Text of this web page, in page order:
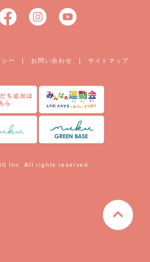
ー お問い合わせ |サイトマップ
Inc. All rights reserved